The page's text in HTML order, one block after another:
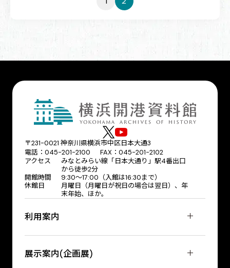
〒231-0021 神奈川県横浜市中区日本大通3
電話：045-201-2100 FAX：045-201-2102
アクセス
みなとみらい線「日本大通り」駅4番出口
から徒歩2分
開館時間
9:30〜17:00（入館は16:30まで）
休館日
月曜日（月曜日が祝日の場合は翌日）、年
末年始、ほか。
利用案内
展示案内(企画展)